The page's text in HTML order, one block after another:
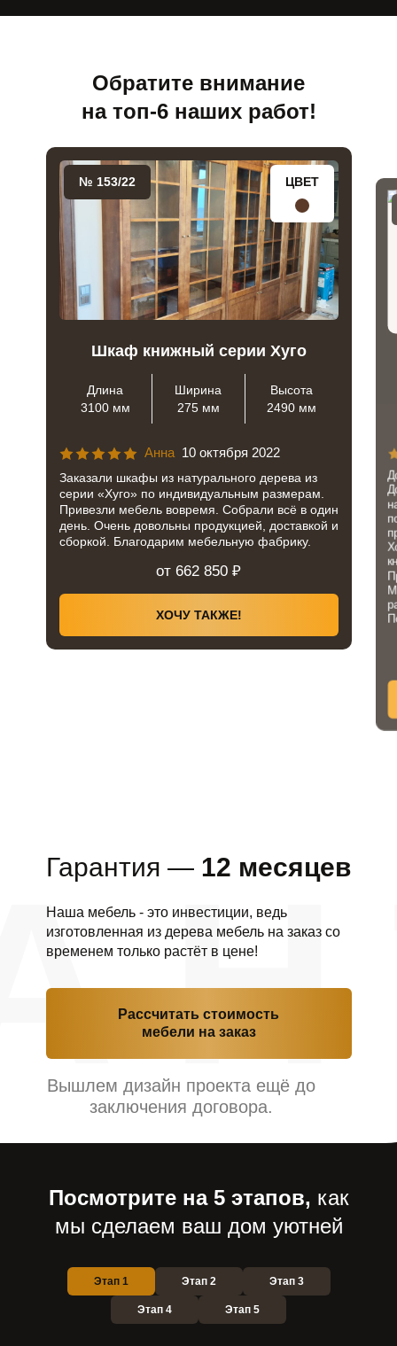
Обратите внимание
на топ-6 наших работ!
№ 153/22 ЦВЕТ
Шкаф книжный серии Хуго
Длина
3100 мм
Ширина
275 мм
Высота
2490 мм
Анна 10 октября 2022
Заказали шкафы из натурального дерева из
серии «Хуго» по индивидуальным размерам.
Привезли мебель вовремя. Собрали всё в один
день. Очень довольны продукцией, доставкой и
сборкой. Благодарим мебельную фабрику.
от 662 850 ₽
ХОЧУ ТАКЖЕ!
Гарантия — 12 месяцев
Наша мебель - это инвестиции, ведь
изготовленная из дерева мебель на заказ со
временем только растёт в цене!
Рассчитать стоимость
мебели на заказ
Вышлем дизайн проекта ещё до
заключения договора.
Посмотрите на 5 этапов, как
мы сделаем ваш дом уютней
Этап 1 Этап 2 Этап 3
Этап 4 Этап 5